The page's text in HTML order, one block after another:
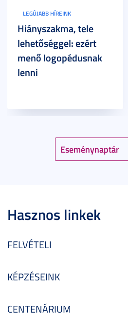
Eseménynaptár
LEGÚJABB HÍREINK
Hiányszakma, tele
lehetőséggel: ezért
menő logopédusnak
lenni
Hasznos linkek
FELVÉTELI
KÉPZÉSEINK
CENTENÁRIUM